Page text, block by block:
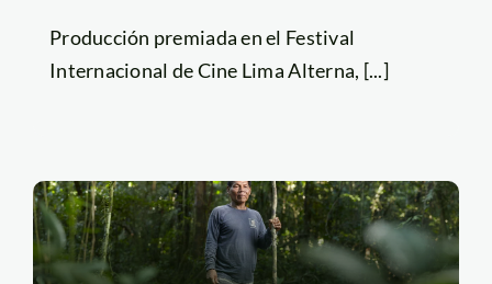
Producción premiada en el Festival
Internacional de Cine Lima Alterna, [...]